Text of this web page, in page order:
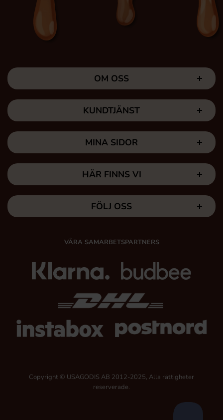
OM OSS
KUNDTJÄNST
MINA SIDOR
HÄR FINNS VI
FÖLJ OSS
VÅRA SAMARBETSPARTNERS
Copyright © USAGODIS AB 2012-2025, Alla rättigheter
reserverade.